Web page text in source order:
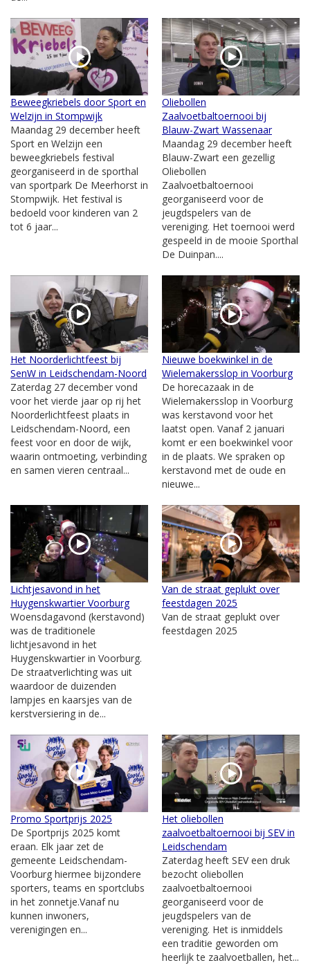
Beweegkriebels door Sport en
Welzijn in Stompwijk
Maandag 29 december heeft
Sport en Welzijn een
beweegkriebels festival
georganiseerd in de sporthal
van sportpark De Meerhorst in
Stompwijk. Het festival is
bedoeld voor kinderen van 2
tot 6 jaar...
Oliebollen
Zaalvoetbaltoernooi bij
Blauw-Zwart Wassenaar
Maandag 29 december heeft
Blauw-Zwart een gezellig
Oliebollen
Zaalvoetbaltoernooi
georganiseerd voor de
jeugdspelers van de
vereniging. Het toernooi werd
gespeeld in de mooie Sporthal
De Duinpan....
Het Noorderlichtfeest bij
SenW in Leidschendam-Noord
Zaterdag 27 december vond
voor het vierde jaar op rij het
Noorderlichtfeest plaats in
Leidschendam-Noord, een
feest voor en door de wijk,
waarin ontmoeting, verbinding
en samen vieren centraal...
Nieuwe boekwinkel in de
Wielemakersslop in Voorburg
De horecazaak in de
Wielemakersslop in Voorburg
was kerstavond voor het
laatst open. Vanaf 2 januari
komt er een boekwinkel voor
in de plaats. We spraken op
kerstavond met de oude en
nieuwe...
Lichtjesavond in het
Huygenskwartier Voorburg
Woensdagavond (kerstavond)
was de traditionele
lichtjesavond in het
Huygenskwartier in Voorburg.
De straatverlichting was uit
waardoor de duizenden
lampjes en kaarsjes van de
kerstversiering in de...
Van de straat geplukt over
feestdagen 2025
Van de straat geplukt over
feestdagen 2025
Promo Sportprijs 2025
De Sportprijs 2025 komt
eraan. Elk jaar zet de
gemeente Leidschendam-
Voorburg hiermee bijzondere
sporters, teams en sportclubs
in het zonnetje.Vanaf nu
kunnen inwoners,
verenigingen en...
Het oliebollen
zaalvoetbaltoernooi bij SEV in
Leidschendam
Zaterdag heeft SEV een druk
bezocht oliebollen
zaalvoetbaltoernooi
georganiseerd voor de
jeugdspelers van de
vereniging. Het is inmiddels
een traditie geworden om
heerlijk te zaalvoetballen, het...